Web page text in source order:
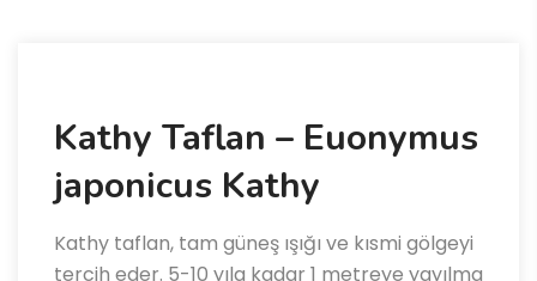
Kathy Taflan – Euonymus
japonicus Kathy
Kathy taflan, tam güneş ışığı ve kısmi gölgeyi
tercih eder. 5-10 yıla kadar 1 metreye yayılma